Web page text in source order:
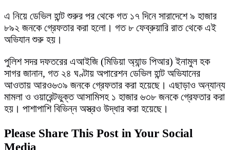
এ নিয়ে ডেভিল হান্ট শুরুর পর থেকে গত ১৭ দিনে সারাদেশে ৯ হাজার
৮৯২ জনকে গ্রেফতার করা হলো। গত ৮ ফেব্রুয়ারি রাত থেকে এই
অভিযান শুরু হয়।
পুলিশ সদর দফতরের এআইজি (মিডিয়া অ্যান্ড পিআর) ইনামুল হক
সাগর জানান, গত ২৪ ঘণ্টায় অপারেশন ডেভিল হান্ট অভিযানের
আওতায় আরও৬৩৯ জনকে গ্রেফতার করা হয়েছে। এছাড়াও অন্যান্য
মামলা ও ওয়ারেন্টভুক্ত আসামিসহ ১ হাজার ৬৩৮ জনকে গ্রেফতার করা
হয়। পাশাপাশি বিভিন্ন অস্ত্রও উদ্ধার করা হয়েছে।
Please Share This Post in Your Social
Media